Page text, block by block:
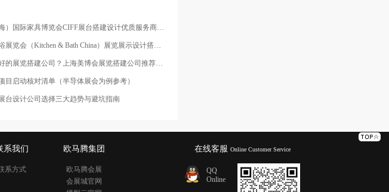
阿斯麦（上海）光刻设备科技有限公司
国际家具博览会CIFF展台搭建设计优质服务商推荐指南
& Bath China）展览展示设计搭建全攻略：专业服务商深度解析
展览搭建公司？上海美博会展览搭建公司推荐白皮书
目启动核对清单（半导体展会为例参考）
台设计公司选择三大趋势与避坑指南
系我们
系方式
欧马腾集团
欧马腾会展
会展城官网
在线客服 Online Customer Service
QQ
Online